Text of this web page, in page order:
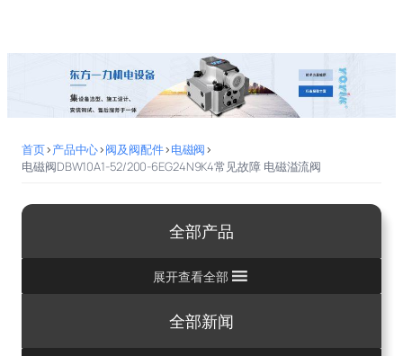
首页>产品中心>阀及阀配件>电磁阀>
电磁阀DBW10A1-52/200-6EG24N9K4常见故障 电磁溢流阀
全部产品
展开查看全部
全部新闻